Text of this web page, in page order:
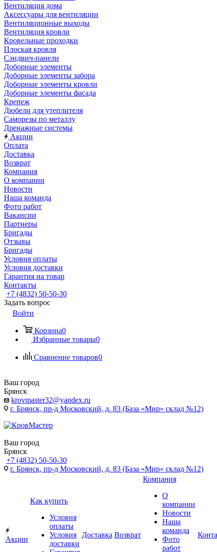
Вентиляция дома
Аксессуары для вентиляции
Вентиляционные выходы
Вентиляция кровли
Кровельные проходки
Плоская кровля
Сэндвич-панели
Доборные элементы
Доборные элементы забора
Доборные элементы кровли
Доборные элементы фасада
Крепеж
Дюбели для утеплителя
Саморезы по металлу
Дренажные системы
Акции
Оплата
Доставка
Возврат
Компания
О компании
Новости
Наша команда
Фото работ
Вакансии
Партнеры
Бригады
Отзывы
Бригады
Условия оплаты
Условия доставки
Гарантия на товар
Контакты
+7 (4832) 50-50-30
Задать вопрос
Войти
Корзина0
Избранные товары0
Сравнение товаров0
Ваш город
Брянск
krovmaster32@yandex.ru
г. Брянск, пр-д Московский, д. 83 (База «Мир» склад №12)
Ваш город
Брянск
+7 (4832) 50-50-30
г. Брянск, пр-д Московский, д. 83 (База «Мир» склад №12)
Акции
Как купить
Условия
оплаты
Условия
доставки
Доставка Возврат
Компания
О
компании
Новости
Наша
команда
Фото
работ